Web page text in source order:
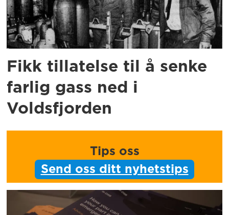
Fikk tillatelse til å senke
farlig gass ned i
Voldsfjorden
Tips oss
Send oss ditt nyhetstips